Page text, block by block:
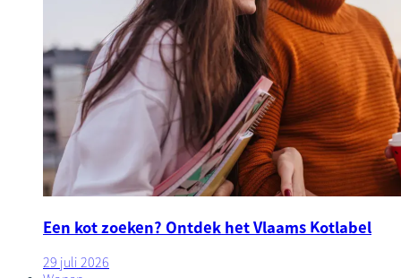
Een kot zoeken? Ontdek het Vlaams Kotlabel
29 juli 2026